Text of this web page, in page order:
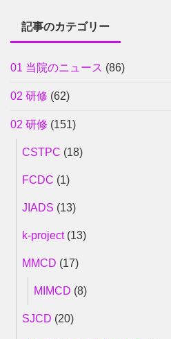
記事のカテゴリー
01 当院のニュース (86)
02 研修 (62)
02 研修 (151)
CSTPC (18)
FCDC (1)
JIADS (13)
k-project(13)
MMCD (17)
MIMCD (8)
SJCD (20)